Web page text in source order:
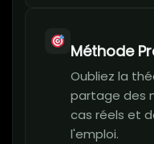
Méthode
Oubliez la
partage des
cas réels et
l'emploi.